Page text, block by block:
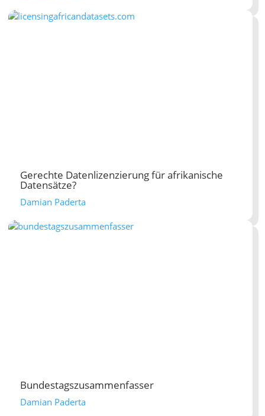
Gerechte Datenlizenzierung für afrikanische
Datensätze?
Damian Paderta
Bundestagszusammenfasser
Damian Paderta